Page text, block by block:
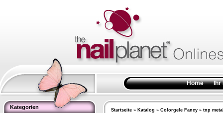
Home Ihr
Kategorien Startseite » Katalog » Colorgele Fancy » tnp